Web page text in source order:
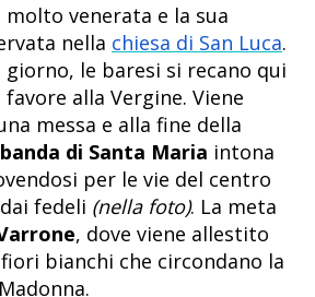
molto venerata e la sua
nella chiesa di San Luca.
giorno, le baresi si recano qui
alla Vergine. Viene
messa e alla fine della
banda di Santa Maria intona
per le vie del centro
fedeli (nella foto). La meta
, dove viene allestito
bianchi che circondano la